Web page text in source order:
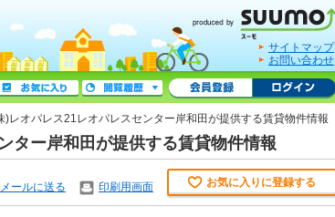
サイトマップ
お問い合わせ
)レオパレス21レオパレスセンター岸和田が提供する賃貸物件情報
ター岸和田が提供する賃貸物件情報
ールに送る 印刷用画面 お気に入りに登録する